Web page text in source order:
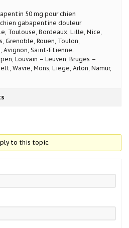
50 mg pour chien
gabapentine douleur
Toulouse, Bordeaux, Lille, Nice,
Grenoble, Rouen, Toulon,
Avignon, Saint-Etienne.
Louvain – Leuven, Bruges –
Wavre, Mons, Liege, Arlon, Namur,
to this topic.